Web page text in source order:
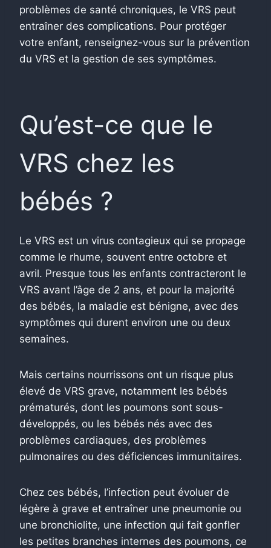
problèmes de santé chroniques, le VRS peut
entraîner des complications. Pour protéger
votre enfant, renseignez-vous sur la prévention
du VRS et la gestion de ses symptômes.
Qu’est-ce que le
VRS chez les
bébés ?
Le VRS est un virus contagieux qui se propage
comme le rhume, souvent entre octobre et
avril. Presque tous les enfants contracteront le
VRS avant l’âge de 2 ans, et pour la majorité
des bébés, la maladie est bénigne, avec des
symptômes qui durent environ une ou deux
semaines.
Mais certains nourrissons ont un risque plus
élevé de VRS grave, notamment les bébés
prématurés, dont les poumons sont sous-
développés, ou les bébés nés avec des
problèmes cardiaques, des problèmes
pulmonaires ou des déficiences immunitaires.
Chez ces bébés, l’infection peut évoluer de
légère à grave et entraîner une pneumonie ou
une bronchiolite, une infection qui fait gonfler
les petites branches internes des poumons, ce